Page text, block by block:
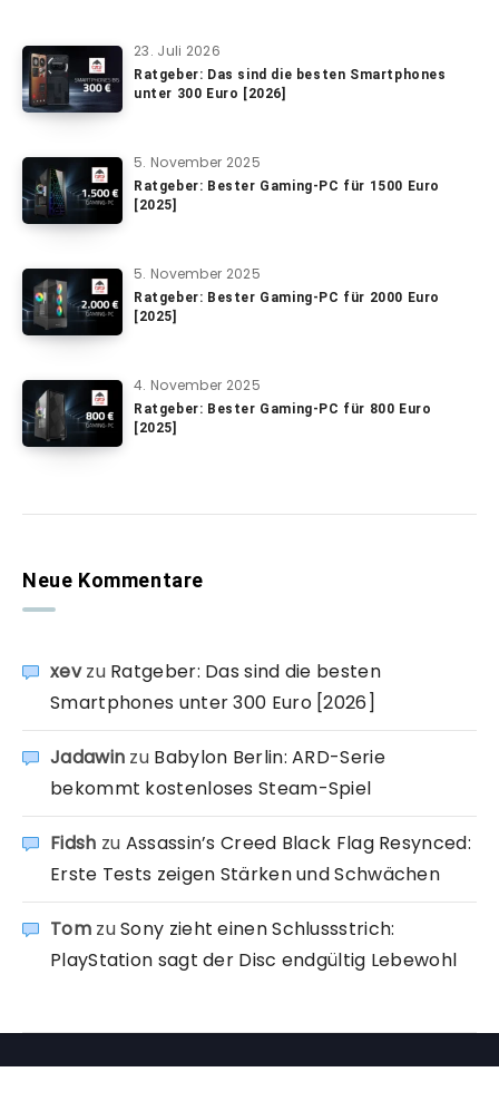
23. Juli 2026
Ratgeber: Das sind die besten Smartphones
unter 300 Euro [2026]
5. November 2025
Ratgeber: Bester Gaming-PC für 1500 Euro
[2025]
5. November 2025
Ratgeber: Bester Gaming-PC für 2000 Euro
[2025]
4. November 2025
Ratgeber: Bester Gaming-PC für 800 Euro
[2025]
Neue Kommentare
xevzu Ratgeber: Das sind die besten
Smartphones unter 300 Euro [2026]
Jadawin zu Babylon Berlin: ARD-Serie
bekommt kostenloses Steam-Spiel
Fidsh zu Assassin’s Creed Black Flag Resynced:
Erste Tests zeigen Stärken und Schwächen
TomzuSony zieht einen Schlussstrich:
PlayStation sagt der Disc endgültig Lebewohl